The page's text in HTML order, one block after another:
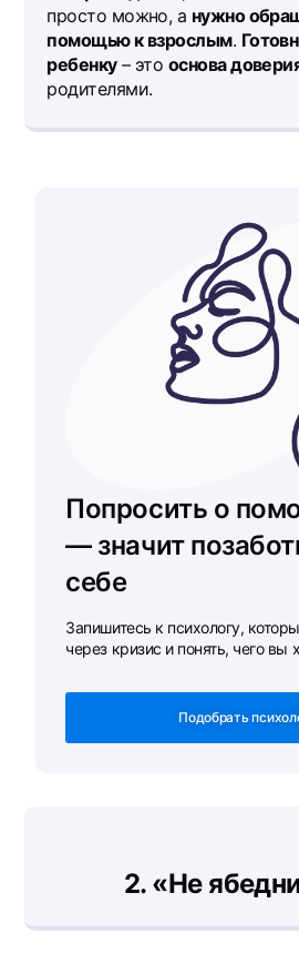
просто можно, а нужно
помощью к взрослым.
ребенку– это основа
родителями.
Попросить о
— значит
себе
Запишитесь к психологу,
через кризис и понять, чего вы
Подобрать
2. «Не